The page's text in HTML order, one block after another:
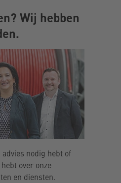
Wij hebben
advies nodig hebt of
over onze
en diensten.